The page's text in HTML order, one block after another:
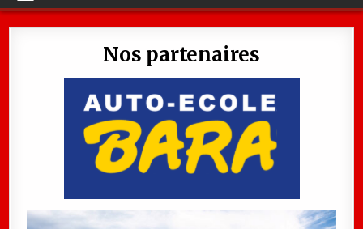
Nos partenaires